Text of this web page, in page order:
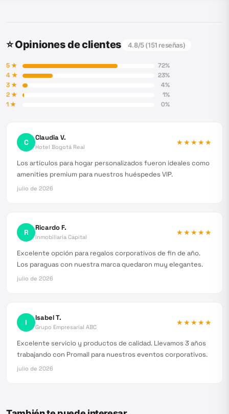
⭐ Opiniones de clientes 4.8/5 (151 reseñas)
5★ 72%
4★ 23%
3★ 4%
2★ 1%
1★ 0%
C Claudia V.
Hotel Bogotá Real
★★★★★
Los artículos para hogar personalizados fueron ideales como
amenities premium para nuestros huéspedes VIP.
julio de 2026
R Ricardo F.
Inmobiliaria Capital
★★★★★
Excelente opción para regalos corporativos de fin de año.
Los paraguas con nuestra marca quedaron muy elegantes.
julio de 2026
I Isabel T.
Grupo Empresarial ABC
★★★★★
Excelente servicio y productos de calidad. Llevamos 3 años
trabajando con Promall para nuestros eventos corporativos.
julio de 2026